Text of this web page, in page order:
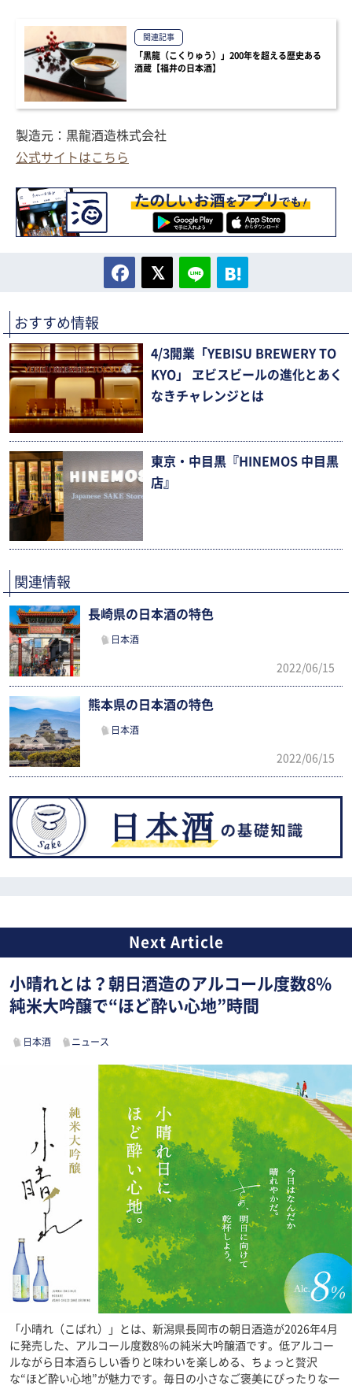
関連記事
「黒龍（こくりゅう）」200年を超える歴史ある
酒蔵【福井の日本酒】
製造元：黒龍酒造株式会社
公式サイトはこちら
おすすめ情報
4/3開業「YEBISU BREWERY TO
KYO」 ヱビスビールの進化とあく
なきチャレンジとは
東京・中目黒『HINEMOS 中目黒
店』
関連情報
長崎県の日本酒の特色
日本酒
2022/06/15
熊本県の日本酒の特色
日本酒
2022/06/15
小晴れとは？朝日酒造のアルコール度数8%
純米大吟醸で“ほど酔い心地”時間
日本酒 ニュース
「小晴れ（こばれ）」とは、新潟県長岡市の朝日酒造が2026年4月
に発売した、アルコール度数8%の純米大吟醸酒です。低アルコー
ルながら日本酒らしい香りと味わいを楽しめる、ちょっと贅沢
な“ほど酔い心地”が魅力です。毎日の小さなご褒美にぴったりな一